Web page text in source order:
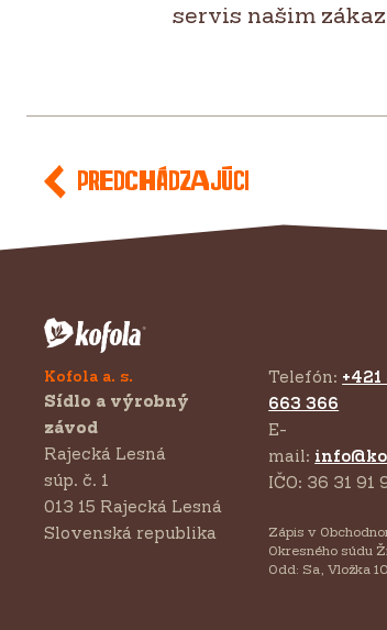
servis našim
Predchádzajúci
Kofola a. s.
Sídlo a výrobný
závod
Rajecká Lesná
súp. č. 1
013 15 Rajecká Lesná
Slovenská republika
Telefón:
663 366
E-
mail:
IČO: 36 31 91
Zápis v
Okresného súdu
Odd: Sa, Vložka